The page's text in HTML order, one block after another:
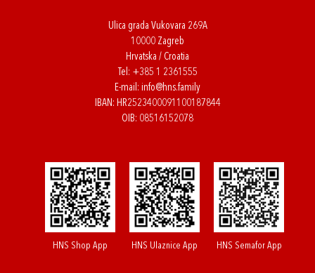
Ulica grada Vukovara 269A
10000 Zagreb
Hrvatska / Croatia
Tel: +385 1 2361555
E-mail: info@hns.family
IBAN: HR2523400091100187844
OIB: 08516152078
HNS Shop App HNS Ulaznice App HNS Semafor App